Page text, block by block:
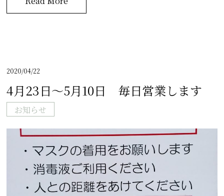
2020/04/22
4月23日～5月10日 毎日営業します
お知らせ